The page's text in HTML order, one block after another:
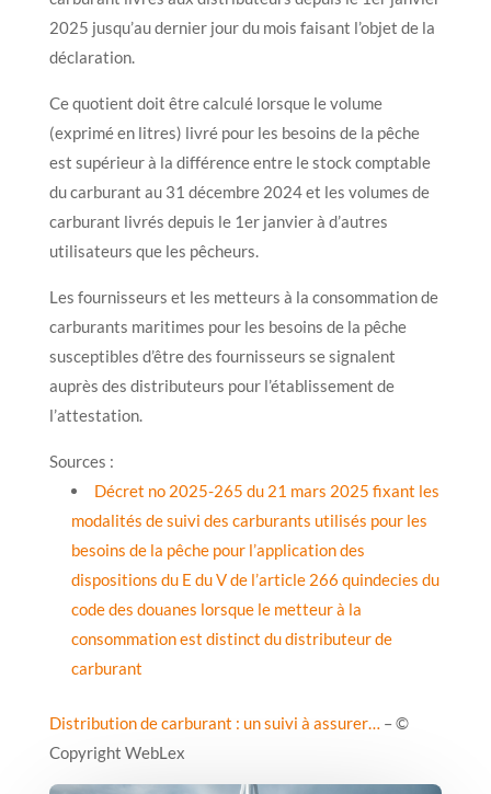
2025 jusqu’au dernier jour du mois faisant l’objet de la
déclaration.
Ce quotient doit être calculé lorsque le volume
(exprimé en litres) livré pour les besoins de la pêche
est supérieur à la différence entre le stock comptable
du carburant au 31 décembre 2024 et les volumes de
carburant livrés depuis le 1er janvier à d’autres
utilisateurs que les pêcheurs.
Les fournisseurs et les metteurs à la consommation de
carburants maritimes pour les besoins de la pêche
susceptibles d’être des fournisseurs se signalent
auprès des distributeurs pour l’établissement de
l’attestation.
Sources :
Décret no 2025-265 du 21 mars 2025 fixant les
modalités de suivi des carburants utilisés pour les
besoins de la pêche pour l’application des
dispositions du E du V de l’article 266 quindecies du
code des douanes lorsque le metteur à la
consommation est distinct du distributeur de
carburant
Distribution de carburant : un suivi à assurer… – ©
Copyright WebLex